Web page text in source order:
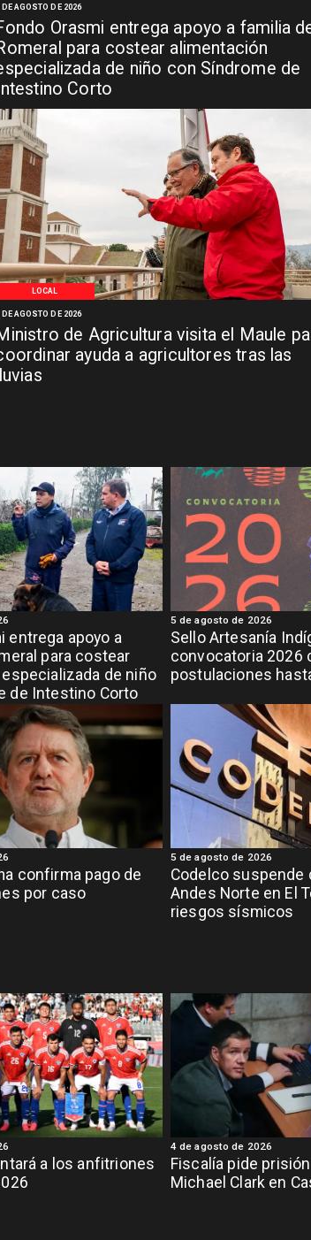
Orasmi entrega apoyo a familia
para costear alimentación
de niño con Síndrome de
Intestino Corto
DE AGOSTO DE 2026
LOCAL
de Agricultura visita el Maule
ayuda a agricultores tras las
lluvias
DE AGOSTO DE 2026
entrega apoyo a
para costear
de niño
de Intestino Corto
Sello Artesanía
convocatoria 2026
postulaciones
5 de agosto de 2026
confirma pago de
por caso
Codelco
Andes Norte en El
riesgos sísmicos
5 de agosto de 2026
a los anfitriones
Fiscalía pide
Michael Clark en
4 de agosto de 2026